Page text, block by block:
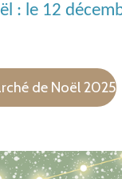
: le 12
de Noël 2025